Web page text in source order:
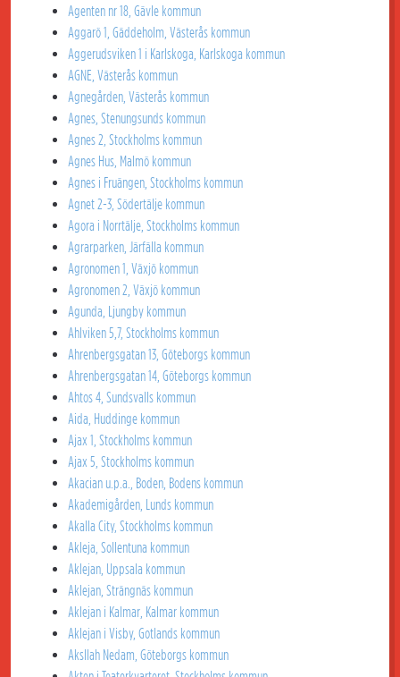
Agenten nr 18, Gävle kommun
Aggarö 1, Gäddeholm, Västerås kommun
Aggerudsviken 1 i Karlskoga, Karlskoga kommun
AGNE, Västerås kommun
Agnegården, Västerås kommun
Agnes, Stenungsunds kommun
Agnes 2, Stockholms kommun
Agnes Hus, Malmö kommun
Agnes i Fruängen, Stockholms kommun
Agnet 2-3, Södertälje kommun
Agora i Norrtälje, Stockholms kommun
Agrarparken, Järfälla kommun
Agronomen 1, Växjö kommun
Agronomen 2, Växjö kommun
Agunda, Ljungby kommun
Ahlviken 5,7, Stockholms kommun
Ahrenbergsgatan 13, Göteborgs kommun
Ahrenbergsgatan 14, Göteborgs kommun
Ahtos 4, Sundsvalls kommun
Aida, Huddinge kommun
Ajax 1, Stockholms kommun
Ajax 5, Stockholms kommun
Akacian u.p.a., Boden, Bodens kommun
Akademigården, Lunds kommun
Akalla City, Stockholms kommun
Akleja, Sollentuna kommun
Aklejan, Uppsala kommun
Aklejan, Strängnäs kommun
Aklejan i Kalmar, Kalmar kommun
Aklejan i Visby, Gotlands kommun
Aksllah Nedam, Göteborgs kommun